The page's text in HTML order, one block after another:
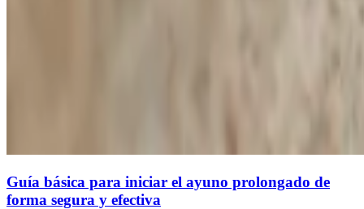
Guía básica para iniciar el ayuno prolongado de
forma segura y efectiva